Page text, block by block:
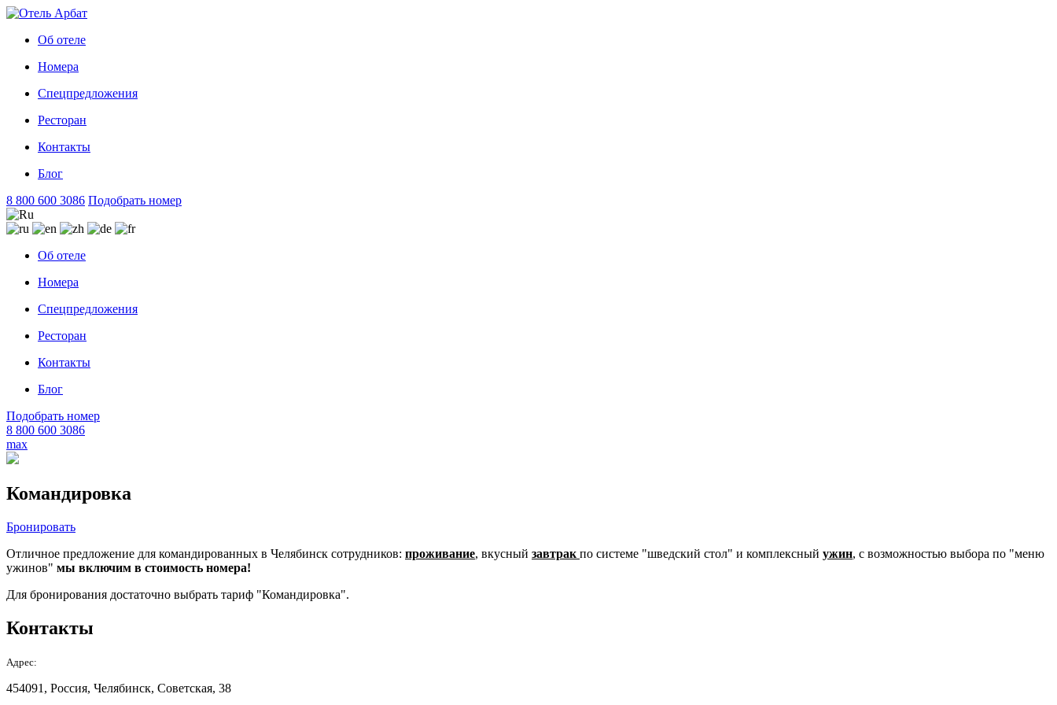
Об отеле
Номера
Спецпредложения
Ресторан
Контакты
Блог
8 800 600 3086 Подобрать номер
Об отеле
Номера
Спецпредложения
Ресторан
Контакты
Блог
Подобрать номер
8 800 600 3086
max
Командировка
Бронировать
Отличное предложение для командированных в Челябинск сотрудников: проживание, вкусный завтрак по системе "шведский стол" и комплексный ужин, с возможностью выбора по "меню
ужинов" мы включим в стоимость номера!
Для бронирования достаточно выбрать тариф "Командировка".
Контакты
Адрес:
454091, Россия, Челябинск, Советская, 38